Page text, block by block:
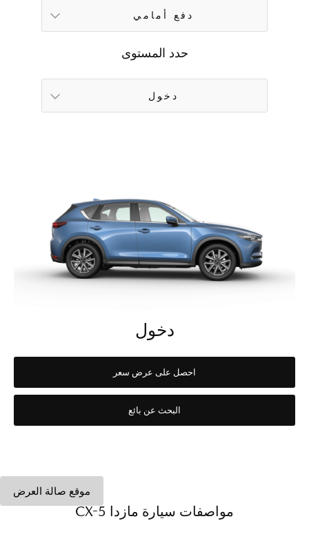
موقع صالة العرض
دفع أمامي
حدد المستوى
دخول
دخول
احصل على عرض سعر
البحث عن بائع
مواصفات سيارة مازدا CX-5